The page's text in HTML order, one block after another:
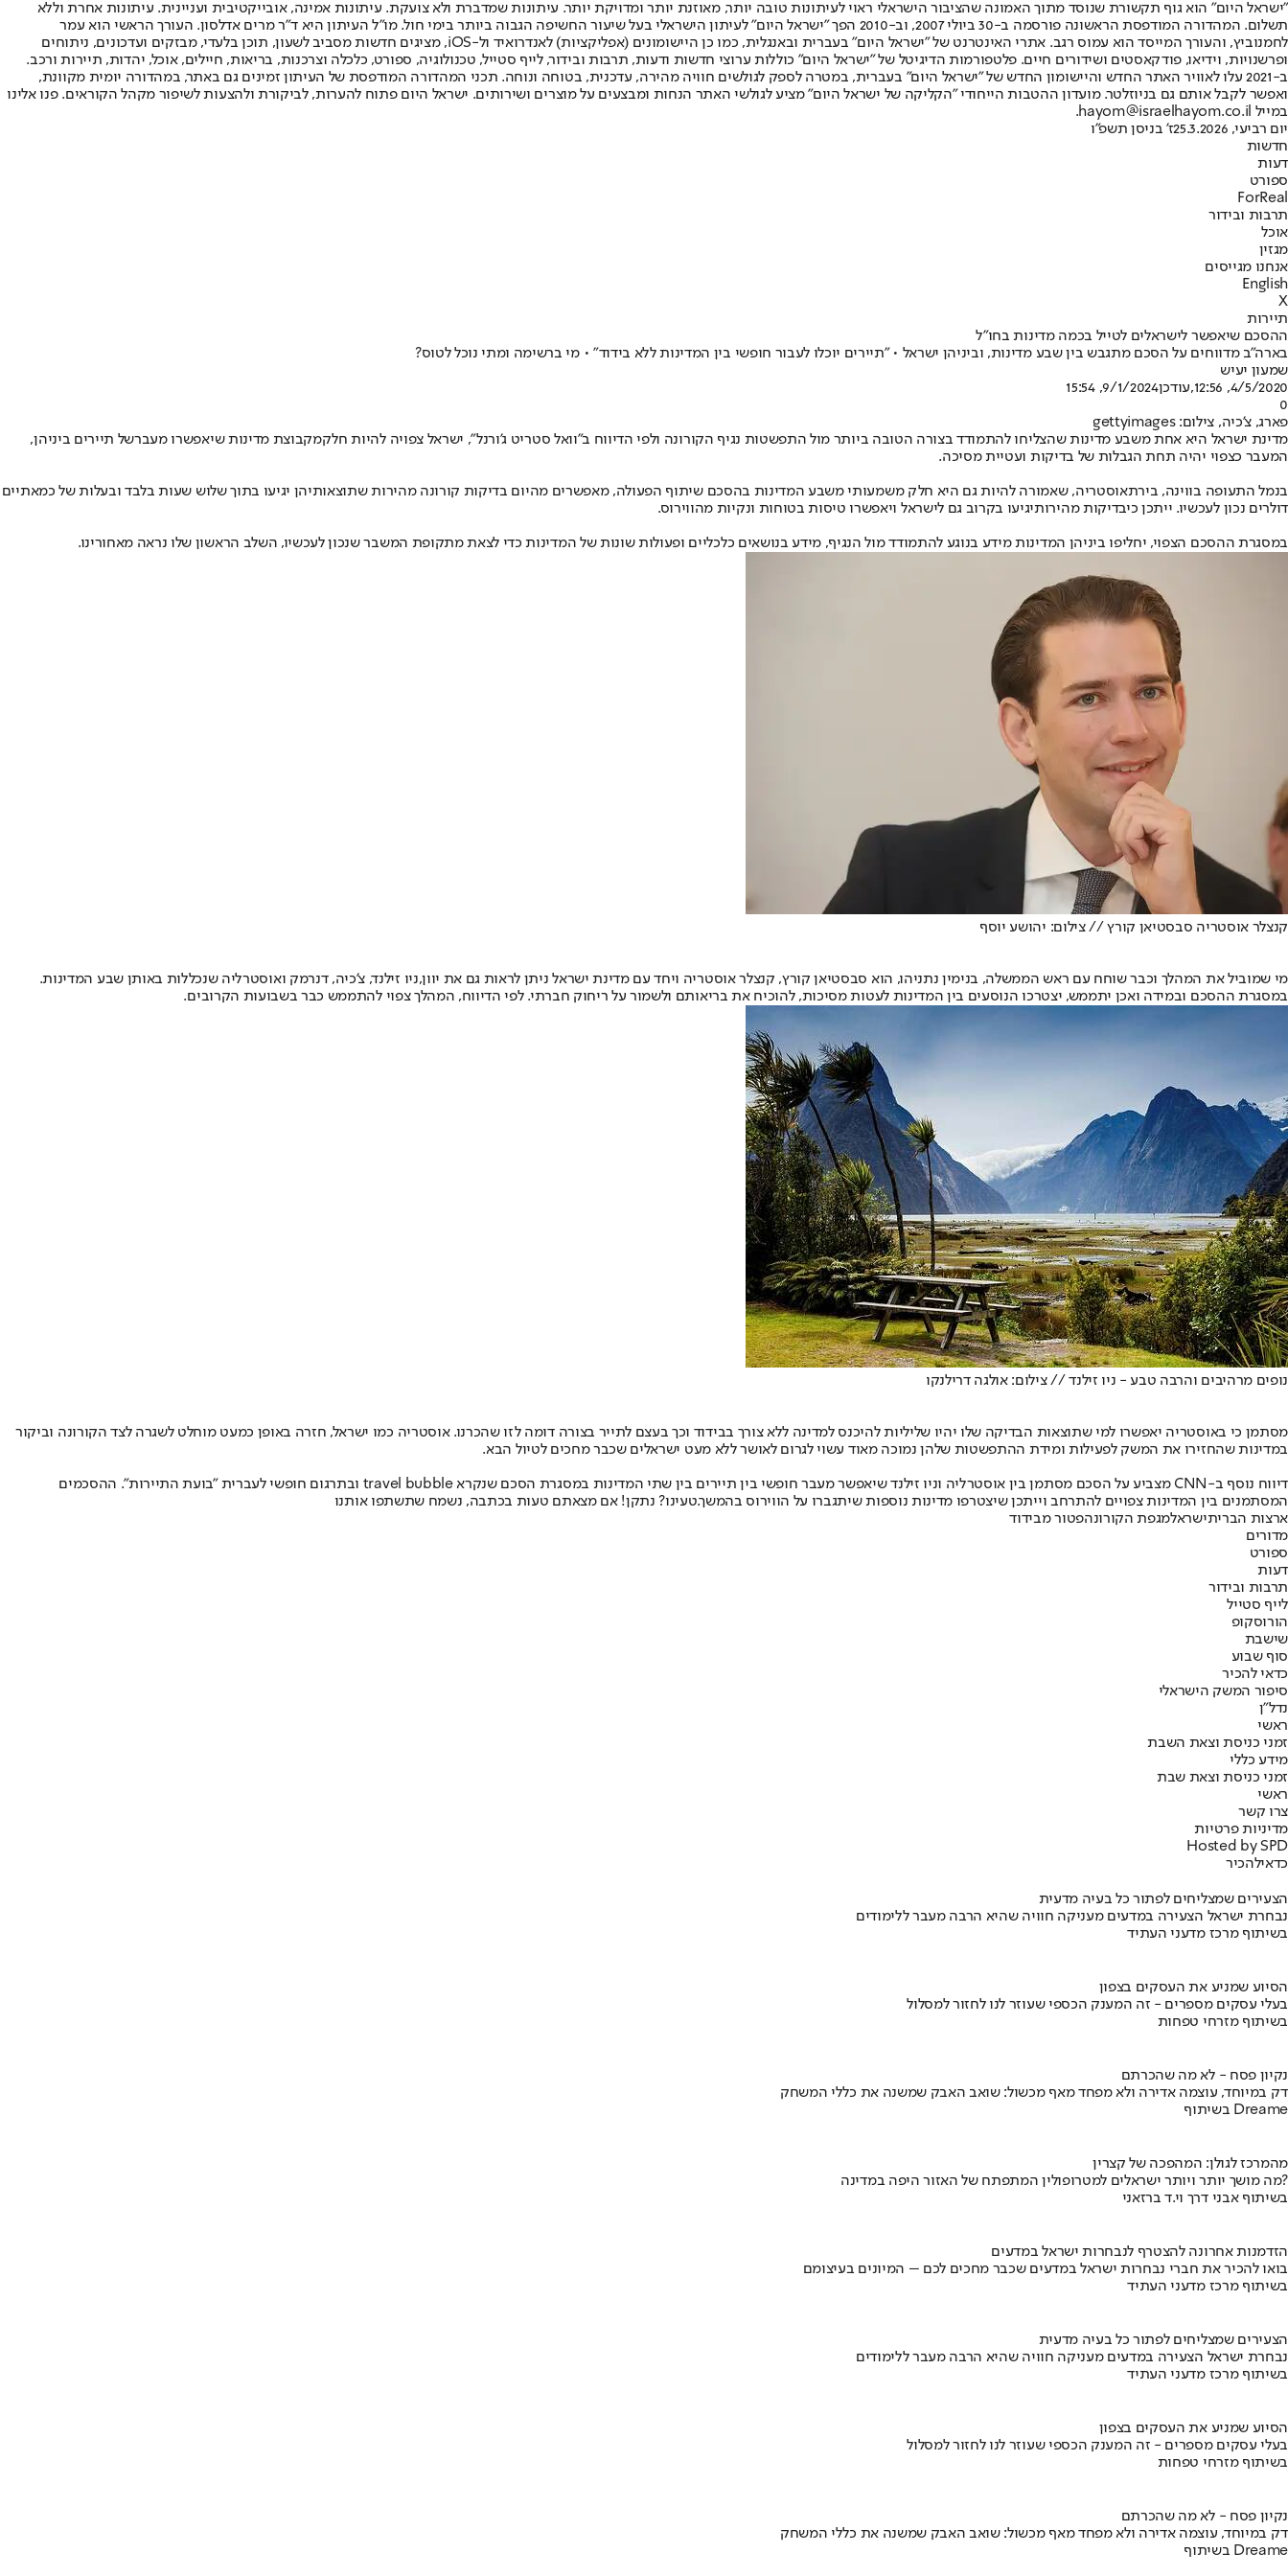
"ישראל היום" הוא גוף תקשורת שנוסד מתוך האמונה שהציבור הישראלי ראוי לעיתונות טובה יותר, מאוזנת יותר ומדויקת יותר. עיתונות שמדברת ולא צועקת. עיתונות אמינה, אובייקטיבית ועניינית. עיתונות אחרת וללא
תשלום. המהדורה המודפסת הראשונה פורסמה ב-30 ביולי 2007, וב-2010 הפך "ישראל היום" לעיתון הישראלי בעל שיעור החשיפה הגבוה ביותר בימי חול. מו"ל העיתון היא ד"ר מרים אדלסון. העורך הראשי הוא עמר
לחמנוביץ, והעורך המייסד הוא עמוס רגב. אתרי האינטרנט של "ישראל היום" בעברית ובאנגלית, כמו כן היישומונים (אפליקציות) לאנדרואיד ול-iOS, מציגים חדשות מסביב לשעון, תוכן בלעדי, מבזקים ועדכונים, ניתוחים
ופרשנויות, וידיאו, פודקאסטים ושידורים חיים. פלטפורמות הדיגיטל של "ישראל היום" כוללות ערוצי חדשות ודעות, תרבות ובידור, לייף סטייל, טכנולוגיה, ספורט, כלכלה וצרכנות, בריאות, חיילים, אוכל, יהדות, תיירות ורכב.
ב-2021 עלו לאוויר האתר החדש והיישומון החדש של "ישראל היום" בעברית, במטרה לספק לגולשים חוויה מהירה, עדכנית, בטוחה ונוחה. תכני המהדורה המודפסת של העיתון זמינים גם באתר, במהדורה יומית מקוונת,
ואפשר לקבל אותם גם בניוזלטר. מועדון ההטבות הייחודי "הקליקה של ישראל היום" מציע לגולשי האתר הנחות ומבצעים על מוצרים ושירותים. ישראל היום פתוח להערות, לביקורת ולהצעות לשיפור מקהל הקוראים. פנו אלינו
במייל hayom@israelhayom.co.il.
יום רביעי, 25.3.2026
ז' בניסן תשפ"ו
חדשות
דעות
ספורט
ForReal
תרבות ובידור
אוכל
מגזין
אנחנו מגייסים
English
X
תיירות
ההסכם שיאפשר לישראלים לטייל בכמה מדינות בחו"ל
בארה"ב מדווחים על הסכם מתגבש בין שבע מדינות, וביניהן ישראל • "תיירים יוכלו לעבור חופשי בין המדינות ללא בידוד" • מי ברשימה ומתי נוכל לטוס?
שמעון יעיש
4/5/2020, 12:56
,עודכן9/1/2024, 15:54
0
פארג, צ'כיה, צילום: gettyimages
מדינת ישראל היא אחת משבע מדינות שהצליחו להתמודד בצורה הטובה ביותר מול התפשטות נגיף הקורונה ולפי הדיווח ב"וואל סטריט ג'ורנל", ישראל צפויה להיות חלקמקבוצת מדינות שיאפשרו מעברשל תיירים ביניהן,
המעבר כצפוי יהיה תחת הגבלות של בדיקות ועטיית מסיכה.
בנמל התעופה בווינה, בירתאוסטריה, שאמורה להיות גם היא חלק משמעותי משבע המדינות בהסכם שיתוף הפעולה, מאפשרים מהיום בדיקות קורונה מהירות שתוצאותיהן יגיעו בתוך שלוש שעות בלבד ובעלות של כמאתיים
דולרים נכון לעכשיו. ייתכן כיבדיקות מהירותיגיעו בקרוב גם לישראל ויאפשרו טיסות בטוחות ונקיות מהווירוס.
במסגרת ההסכם הצפוי, יחליפו ביניהן המדינות מידע בנוגע להתמודד מול הנגיף, מידע בנושאים כלכליים ופעולות שונות של המדינות כדי לצאת מתקופת המשבר שנכון לעכשיו, השלב הראשון שלו נראה מאחורינו.
קנצלר אוסטריה סבסטיאן קורץ // צילום: יהושע יוסף
מי שמוביל את המהלך וכבר שוחח עם ראש הממשלה, בנימין נתניהו, הוא סבסטיאן קורץ, קנצלר אוסטריה ויחד עם מדינת ישראל ניתן לראות גם את יוון,ניו זילנד, צ'כיה, דנרמק ואוסטרליה שנכללות באותן שבע המדינות.
במסגרת ההסכם ובמידה ואכן יתממש, יצטרכו הנוסעים בין המדינות לעטות מסיכות, להוכיח את בריאותם ולשמור על ריחוק חברתי. לפי הדיווח, המהלך צפוי להתממש כבר בשבועות הקרובים.
נופים מרהיבים והרבה טבע - ניו זילנד // צילום: אולגה דרילנקו
מסתמן כי באוסטריה יאפשרו למי שתוצאות הבדיקה שלו יהיו שליליות להיכנס למדינה ללא צורך בבידוד וכך בעצם לתייר בצורה דומה לזו שהכרנו. אוסטריה כמו ישראל, חזרה באופן כמעט מוחלט לשגרה לצד הקורונה וביקור
במדינות שהחזירו את המשק לפעילות ומידת ההתפשטות שלהן נמוכה מאוד עשוי לגרום לאושר ללא מעט ישראלים שכבר מחכים לטיול הבא.
דיווח נוסף ב-CNN מצביע על הסכם מסתמן בין אוסטרליה וניו זילנד שיאפשר מעבר חופשי בין תיירים בין שתי המדינות במסגרת הסכם שנקרא travel bubble ובתרגום חופשי לעברית "בועת התיירות". ההסכמים
המסתמנים בין המדינות צפויים להתרחב וייתכן שיצטרפו מדינות נוספות שיתגברו על הווירוס בהמשך.טעינו? נתקן! אם מצאתם טעות בכתבה, נשמח שתשתפו אותנו
ארצות הבריתישראלמגפת הקורונהפטור מבידוד
מדורים
ספורט
דעות
תרבות ובידור
לייף סטייל
הורוסקופ
שישבת
סוף שבוע
כדאי להכיר
סיפור המשק הישראלי
נדל"ן
ראשי
זמני כניסת וצאת השבת
מידע כללי
זמני כניסת וצאת שבת
ראשי
צרו קשר
מדיניות פרטיות
Hosted by SPD
כדאילהכיר
הצעירים שמצליחים לפתור כל בעיה מדעית
נבחרת ישראל הצעירה במדעים מעניקה חוויה שהיא הרבה מעבר ללימודים
בשיתוף מרכז מדעני העתיד
הסיוע שמניע את העסקים בצפון
בעלי עסקים מספרים - זה המענק הכספי שעוזר לנו לחזור למסלול
בשיתוף מזרחי טפחות
נקיון פסח - לא מה שהכרתם
דק במיוחד, עוצמה אדירה ולא מפחד מאף מכשול: שואב האבק שמשנה את כללי המשחק
בשיתוף Dreame
מהמרכז לגולן: המהפכה של קצרין
מה מושך יותר ויותר ישראלים למטרופולין המתפתח של האזור היפה במדינה?
בשיתוף אבני דרך וי.ד ברזאני
הזדמנות אחרונה להצטרף לנבחרות ישראל במדעים
בואו להכיר את חברי נבחרות ישראל במדעים שכבר מחכים לכם – המיונים בעיצומם
בשיתוף מרכז מדעני העתיד
הצעירים שמצליחים לפתור כל בעיה מדעית
נבחרת ישראל הצעירה במדעים מעניקה חוויה שהיא הרבה מעבר ללימודים
בשיתוף מרכז מדעני העתיד
הסיוע שמניע את העסקים בצפון
בעלי עסקים מספרים - זה המענק הכספי שעוזר לנו לחזור למסלול
בשיתוף מזרחי טפחות
נקיון פסח - לא מה שהכרתם
דק במיוחד, עוצמה אדירה ולא מפחד מאף מכשול: שואב האבק שמשנה את כללי המשחק
בשיתוף Dreame